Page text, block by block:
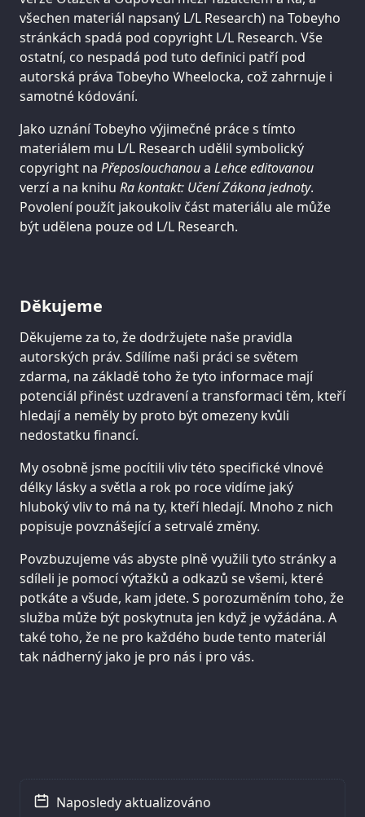
všechen materiál napsaný L/L Research) na Tobeyho
stránkách spadá pod copyright L/L Research. Vše
ostatní, co nespadá pod tuto definici patří pod
autorská práva Tobeyho Wheelocka, což zahrnuje i
samotné kódování.
Jako uznání Tobeyho výjimečné práce s tímto
materiálem mu L/L Research udělil symbolický
copyright na Přeposlouchanoua Lehce editovanou
verzí a na knihu Ra kontakt: Učení Zákona jednoty.
Povolení použít jakoukoliv část materiálu ale může
být udělena pouze od L/L Research.
Děkujeme
Děkujeme za to, že dodržujete naše pravidla
autorských práv. Sdílíme naši práci se světem
zdarma, na základě toho že tyto informace mají
potenciál přinést uzdravení a transformaci těm, kteří
hledají a neměly by proto být omezeny kvůli
nedostatku financí.
My osobně jsme pocítili vliv této specifické vlnové
délky lásky a světla a rok po roce vidíme jaký
hluboký vliv to má na ty, kteří hledají. Mnoho z nich
popisuje povznášející a setrvalé změny.
Povzbuzujeme vás abyste plně využili tyto stránky a
sdíleli je pomocí výtažků a odkazů se všemi, které
potkáte a všude, kam jdete. S porozuměním toho, že
služba může být poskytnuta jen když je vyžádána. A
také toho, že ne pro každého bude tento materiál
tak nádherný jako je pro nás i pro vás.
Naposledy aktualizováno